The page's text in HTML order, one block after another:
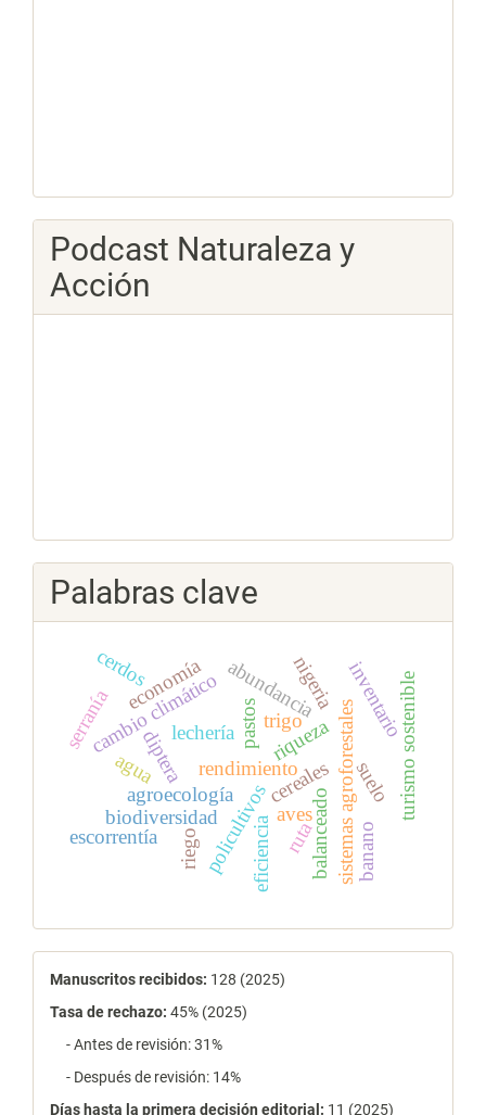
Podcast Naturaleza y
Acción
Palabras clave
pastos
lechería
rendimientocereales
balanceado
policultivos
biodiversidad
cambio climático sistemas agroforestales
agroecología
abundancia
aves
inventario
ruta
diptera riqueza
eficiencia
economía
trigo
nigeria
agua
riego
cerdos
escorrentía
suelo
serranía turismo sostenible
banano
estadísticas
Manuscritos recibidos: 128 (2025)
Tasa de rechazo: 45% (2025)
- Antes de revisión: 31%
- Después de revisión: 14%
Días hasta la primera decisión editorial: 11 (2025)